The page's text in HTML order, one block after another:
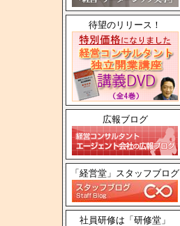
待望のリリース！
広報ブログ
「経営堂」スタッフブログ
社員研修は「研修堂」